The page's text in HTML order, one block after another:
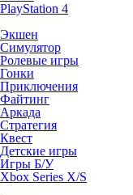
PlayStation 4
Экшен
Симулятор
Ролевые игры
Гонки
Приключения
Файтинг
Аркада
Стратегия
Квест
Детские игры
Игры Б/У
Xbox Series X/S